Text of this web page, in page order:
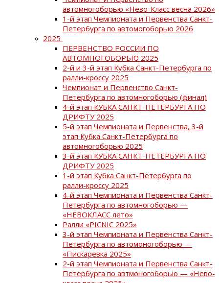
автомногоборью «Нево-Класс весна 2026»
1-й этап Чемпионата и Первенства Санкт-
Петербурга по автомогоборью 2026
2025
ПЕРВЕНСТВО РОССИИ ПО
АВТОМНОГОБОРЬЮ 2025
2-й и 3-й этап Кубка Санкт-Петербурга по
ралли-кроссу 2025
Чемпионат и Первенство Санкт-
Петербурга по автомногоборью (финал)
4-й этап КУБКА САНКТ-ПЕТЕРБУРГА ПО
ДРИФТУ 2025
5-й этап Чемпионата и Первенства, 3-й
этап Кубка Санкт-Петербурга по
автомногоборью 2025
3-й этап КУБКА САНКТ-ПЕТЕРБУРГА ПО
ДРИФТУ 2025
1-й этап Кубка Санкт-Петербурга по
ралли-кроссу 2025
4-й этап Чемпионата и Первенства Санкт-
Петербурга по автомногоборью —
«НЕВОКЛАСС лето»
Ралли «PICNIC 2025»
3-й этап Чемпионата и Первенства Санкт-
Петербурга по автомоногоборью —
«Пискаревка 2025»
2-й этап Чемпионата и Первенства Санкт-
Петербурга по автмоногоборью — «Нево-